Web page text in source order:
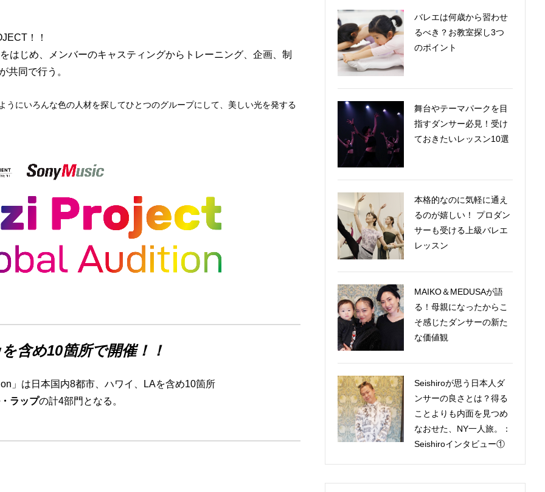
！！
はじめ、メンバーのキャスティングからトレーニング、企画、制
共同で行う。
うにいろんな色の人材を探してひとつのグループにして、美しい光を発する
含め10箇所で開催！！
」は日本国内8都市、ハワイ、LAを含め10箇所
ラップの計4部門となる。
バレエは何歳から習わせ
るべき？お教室探し3つ
のポイント
舞台やテーマパークを目
指すダンサー必見！受け
ておきたいレッスン10選
本格的なのに気軽に通え
るのが嬉しい！ プロダン
サーも受ける上級バレエ
レッスン
MAIKO＆MEDUSAが語
る！母親になったからこ
そ感じたダンサーの新た
な価値観
Seishiroが思う日本人ダ
ンサーの良さとは？得る
ことよりも内面を見つめ
なおせた、NY一人旅。：
Seishiroインタビュー①